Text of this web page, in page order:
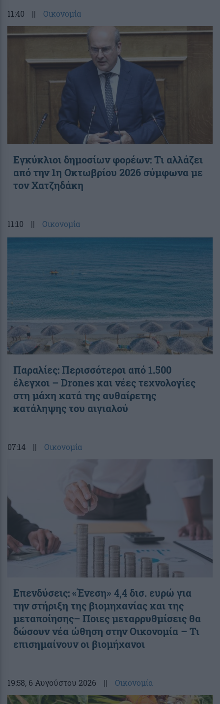
11:40 || Οικονομία
Εγκύκλιοι δημοσίων φορέων: Τι αλλάζει
από την 1η Οκτωβρίου 2026 σύμφωνα με
τον Χατζηδάκη
11:10 || Οικονομία
Παραλίες: Περισσότεροι από 1.500
έλεγχοι – Drones και νέες τεχνολογίες
στη μάχη κατά της αυθαίρετης
κατάληψης του αιγιαλού
07:14 || Οικονομία
Επενδύσεις: «Ένεση» 4,4 δισ. ευρώ για
την στήριξη της βιομηχανίας και της
μεταποίησης– Ποιες μεταρρυθμίσεις θα
δώσουν νέα ώθηση στην Οικονομία – Τι
επισημαίνουν οι βιομήχανοι
19:58, 6 Αυγούστου 2026 || Οικονομία